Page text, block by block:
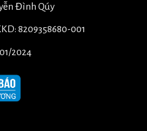
Đình Qúy
8209358680-001
2024